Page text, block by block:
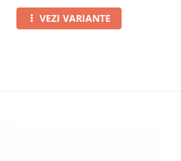
VEZI VARIANTE